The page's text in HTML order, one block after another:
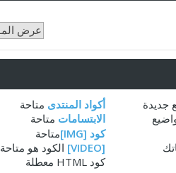
جديدة
أكواد المنتدى متاحة
الابتسامات متاحة
كود [IMG]
متاحة
[VIDEO]
الكود هو متاحة
كود HTML
معطلة